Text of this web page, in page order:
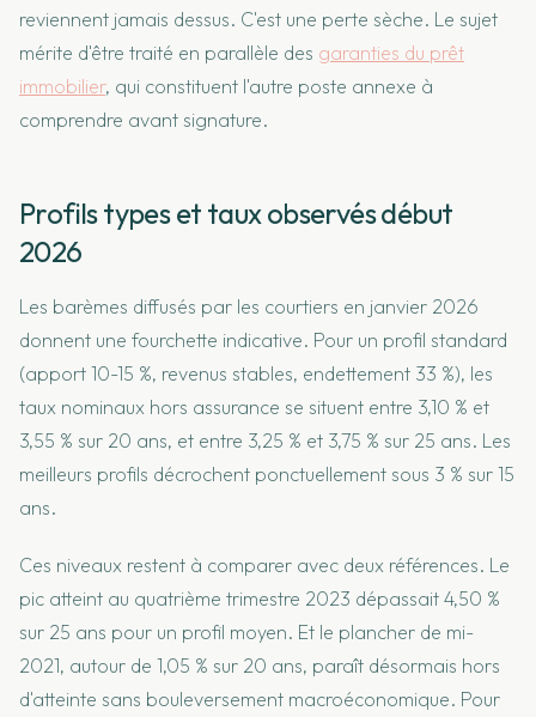
reviennent jamais dessus. C'est une perte sèche. Le sujet
mérite d'être traité en parallèle des garanties du prêt
immobilier, qui constituent l'autre poste annexe à
comprendre avant signature.
Profils types et taux observés début
2026
Les barèmes diffusés par les courtiers en janvier 2026
donnent une fourchette indicative. Pour un profil standard
(apport 10-15 %, revenus stables, endettement 33 %), les
taux nominaux hors assurance se situent entre 3,10 % et
3,55 % sur 20 ans, et entre 3,25 % et 3,75 % sur 25 ans. Les
meilleurs profils décrochent ponctuellement sous 3 % sur 15
ans.
Ces niveaux restent à comparer avec deux références. Le
pic atteint au quatrième trimestre 2023 dépassait 4,50 %
sur 25 ans pour un profil moyen. Et le plancher de mi-
2021, autour de 1,05 % sur 20 ans, paraît désormais hors
d'atteinte sans bouleversement macroéconomique. Pour